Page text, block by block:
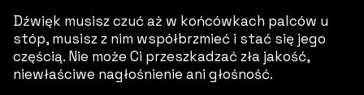
Dźwięk musisz czuć aż w końcówkach palców u
stóp, musisz z nim współbrzmieć i stać się jego
częścią. Nie może Ci przeszkadzać zła jakość,
niewłaściwe nagłośnienie ani głośność.